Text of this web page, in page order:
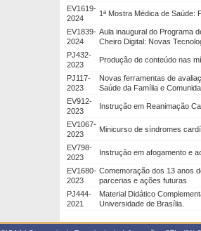
EV1619-
2024
1ª Mostra Médica de Saúde:
EV1839-
2024
Aula inaugural do Programa
Cheiro Digital: Novas
PJ432-
2023
Produção de conteúdo nas
PJ117-
2023
Novas ferramentas de
Saúde da Família e
EV912-
2023
Instrução em Reanimação
EV1067-
2023
Minicurso de síndromes
EV798-
2023
Instrução em afogamento e
EV1680-
2023
Comemoração dos 13 anos
parcerias e ações futuras
PJ444-
2021
Material Didático
Universidade de Brasília.